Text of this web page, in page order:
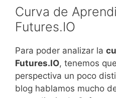
Curva de
Futures.IO
Para poder analizar la
Futures.IO, tenemos
perspectiva un poco
blog hablamos mucho